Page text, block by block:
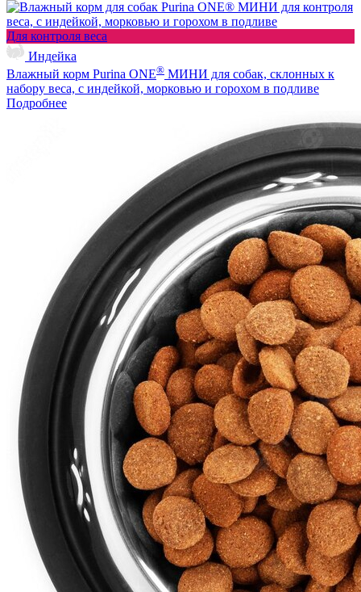
Для контроля веса
Индейка
Влажный корм Purina ONE® МИНИ для собак, склонных к
набору веса, с индейкой, морковью и горохом в подливе
Подробнее